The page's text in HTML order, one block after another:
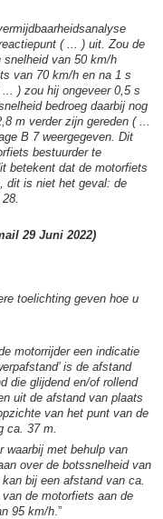
( ... ) uit. Zou de
snelheid van 50 km/h
van 70 km/h en na 1 s
) zou hij ongeveer 0,5 s
bedroeg daarbij nog
m verder zijn gereden ( ...
B 7 weergegeven. Dit
bestuurder te
betekent dat de motorfiets
dit is niet het geval: de
29 Juni 2022)
toelichting geven hoe u
motorrijder een indicatie
is de afstand
die glijdend en/of rollend
uit de afstand van plaats
van het punt van de
ca. 37 m.
waarbij met behulp van
over de botssnelheid van
bij een afstand van ca.
de motorfiets aan de
95 km/h.”